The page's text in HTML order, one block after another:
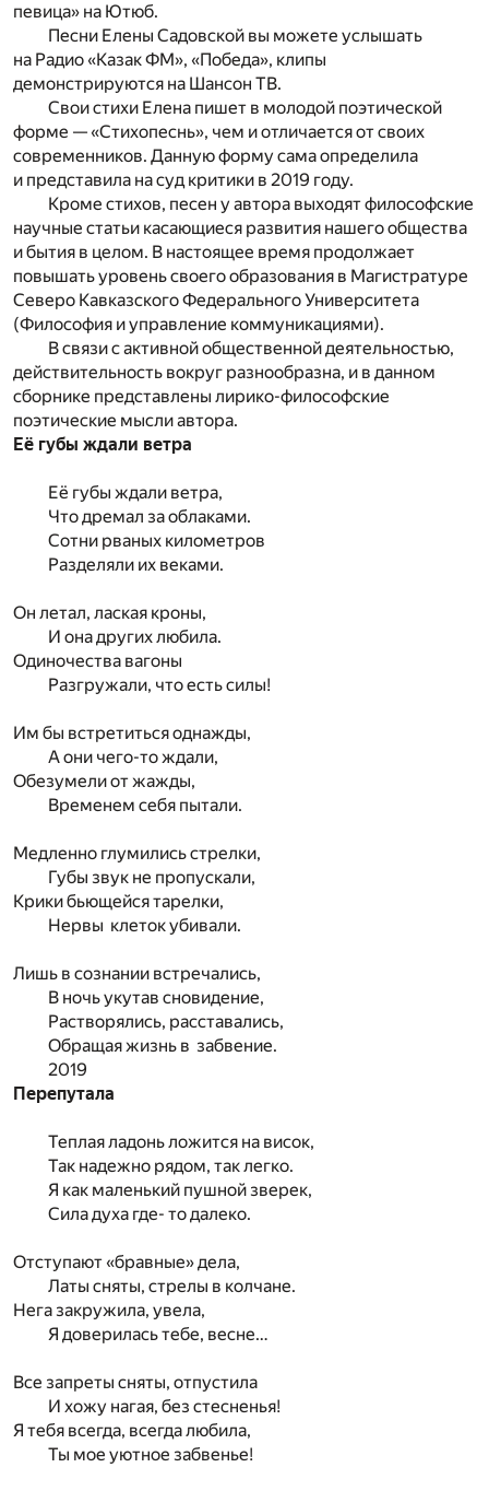
певица» на Ютюб.
Песни Елены Садовской вы можете услышать
на Радио «Казак ФМ», «Победа», клипы
демонстрируются на Шансон ТВ.
Свои стихи Елена пишет в молодой поэтической
форме — «Стихопеснь», чем и отличается от своих
современников. Данную форму сама определила
и представила на суд критики в 2019 году.
Кроме стихов, песен у автора выходят философские
научные статьи касающиеся развития нашего общества
и бытия в целом. В настоящее время продолжает
повышать уровень своего образования в Магистратуре
Северо Кавказского Федерального Университета
(Философия и управление коммуникациями).
В связи с активной общественной деятельностью,
действительность вокруг разнообразна, и в данном
сборнике представлены лирико-философские
поэтические мысли автора.
Её губы ждали ветра
Её губы ждали ветра,
Что дремал за облаками.
Сотни рваных километров
Разделяли их веками.
Он летал, лаская кроны,
И она других любила.
Одиночества вагоны
Разгружали, что есть силы!
Им бы встретиться однажды,
А они чего-то ждали,
Обезумели от жажды,
Временем себя пытали.
Медленно глумились стрелки,
Губы звук не пропускали,
Крики бьющейся тарелки,
Нервы клеток убивали.
Лишь в сознании встречались,
В ночь укутав сновидение,
Растворялись, расставались,
Обращая жизнь в забвение.
2019
Перепутала
Теплая ладонь ложится на висок,
Так надежно рядом, так легко.
Я как маленький пушной зверек,
Сила духа где- то далеко.
Отступают «бравные» дела,
Латы сняты, стрелы в колчане.
Нега закружила, увела,
Я доверилась тебе, весне…
Все запреты сняты, отпустила
И хожу нагая, без стесненья!
Я тебя всегда, всегда любила,
Ты мое уютное забвенье!